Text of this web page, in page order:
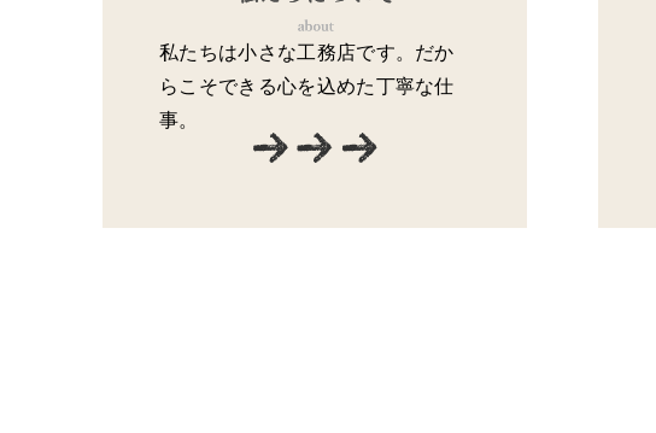
私たちは小さな工務店です。だか
らこそできる心を込めた丁寧な仕
事。